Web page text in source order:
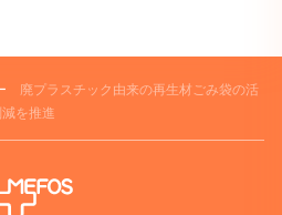
廃プラスチック由来の再生材ごみ袋の活
を推進